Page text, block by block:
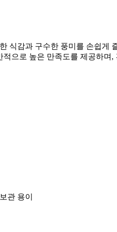
감과 구수한 풍미를 손쉽게
으로 높은 만족도를 제공하
관 용이